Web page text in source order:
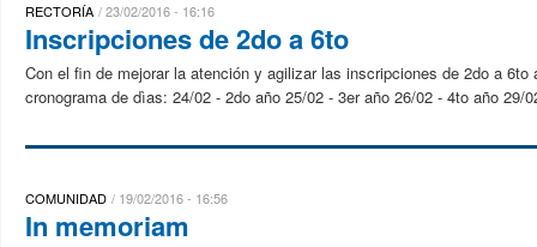
RECTORÍA 23/02/2016 - 16:16
Inscripciones de 2do a 6to
Con el fin de mejorar la atención y agilizar las inscripciones de 2do a
cronograma de dìas: 24/02 - 2do año 25/02 - 3er año 26/02 - 4to año 29/
COMUNIDAD 19/02/2016 - 16:56
In memoriam